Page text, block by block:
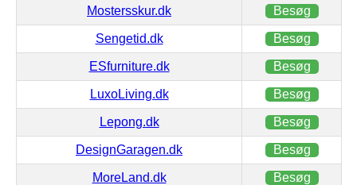
Mostersskur.dk Besøg
Sengetid.dk Besøg
ESfurniture.dk Besøg
LuxoLiving.dk Besøg
Lepong.dk Besøg
DesignGaragen.dk Besøg
MoreLand.dk Besøg